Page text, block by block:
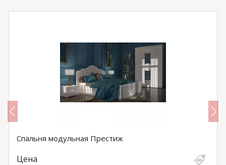
Спальня модульная Престиж
Цена